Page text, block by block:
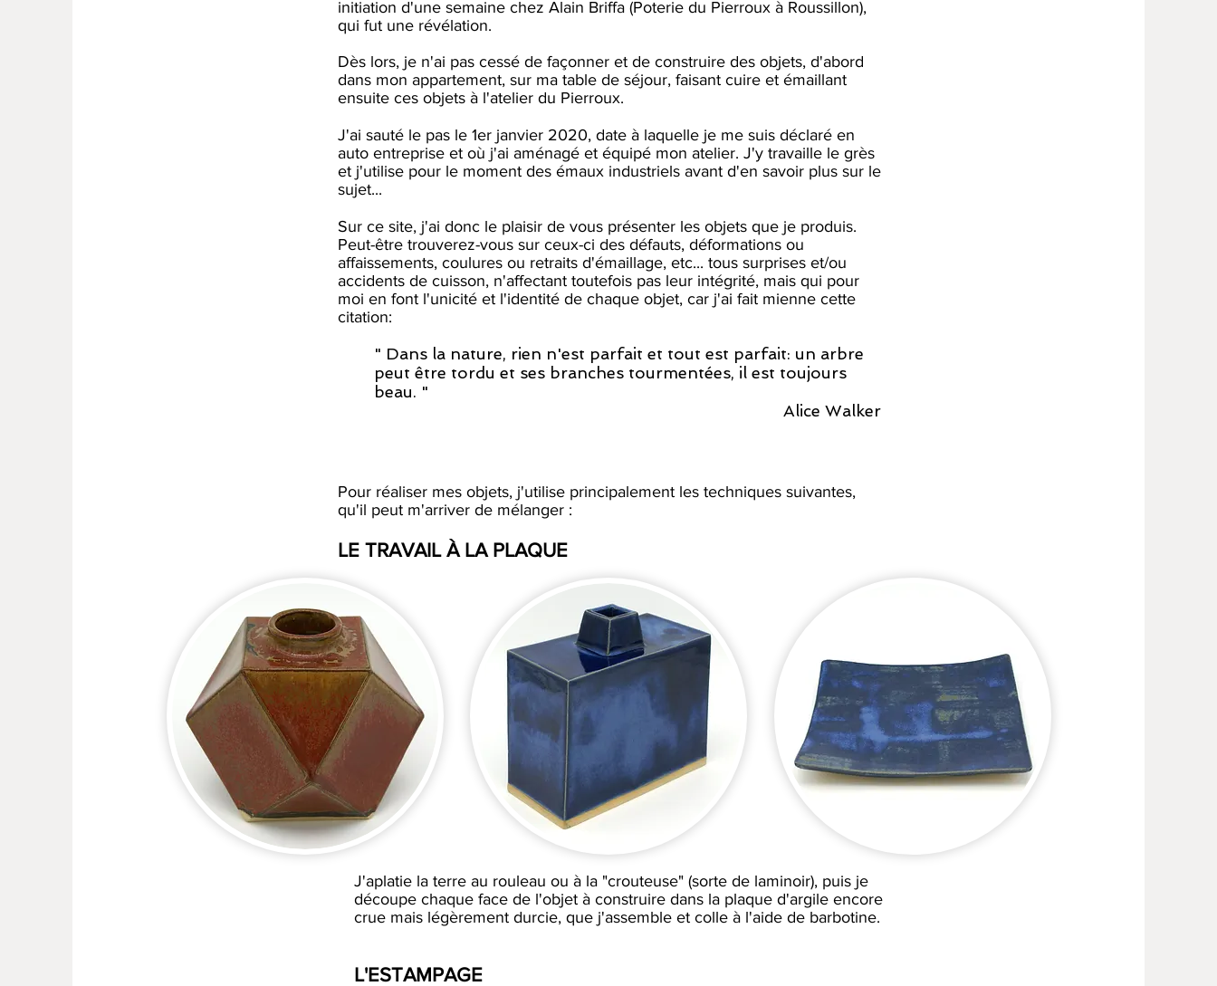
initiation d'une semaine chez Alain Briffa (Poterie du Pierroux à Roussillon),
qui fut une révélation.
Dès lors, je n'ai pas cessé de façonner et de construire des objets, d'abord
dans mon appartement, sur ma table de séjour, faisant cuire et émaillant
ensuite ces objets à l'atelier du Pierroux.
J'ai sauté le pas le 1er janvier 2020, date à laquelle je me suis déclaré en
auto entreprise et où j'ai aménagé et équipé mon atelier. J'y travaille le grès
et j'utilise pour le moment des émaux industriels avant d'en savoir plus sur le
sujet...
Sur ce site, j'ai donc le plaisir de vous présenter les objets que je produis.
Peut-être trouverez-vous sur ceux-ci des défauts, déformations ou
affaissements, coulures ou retraits d'émaillage, etc... tous surprises et/ou
accidents de cuisson, n'affectant toutefois pas leur intégrité, mais qui pour
moi en font l'unicité et l'identité de chaque objet, car j'ai fait mienne cette
citation:
" Dans la nature, rien n'est parfait et tout est parfait: un arbre
peut être tordu et ses branches tourmentées, il est toujours
beau. "
Alice Walker
Pour réaliser mes objets, j'utilise principalement les techniques suivantes,
qu'il peut m'arriver de mélanger :
LE TRAVAIL À LA PLAQUE
J'aplatie la terre au rouleau ou à la "crouteuse" (sorte de laminoir), puis je
découpe chaque face de l'objet à construire dans la plaque d'argile encore
crue mais légèrement durcie, que j'assemble et colle à l'aide de barbotine.
L'ESTAMPAGE